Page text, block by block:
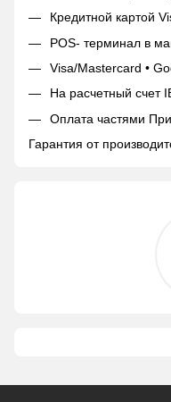
Кредитной картой
POS- терминал в
Visa/Mastercard •
На расчетный счет
Оплата частями
Гарантия от